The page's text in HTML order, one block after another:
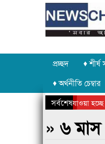
প্রচ্ছদ ♦ শীর্ষ
♦ অর্থনীতি চেম্বার
সর্বশেষ
চুরি করে নিয়ে যাওয়া হচ্ছে
ক্রীড়া প্রতিযোগিতার পুরস্কার
» ৬